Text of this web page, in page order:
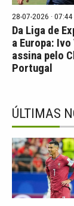
28-07-2026 · 07:44
Da Liga de
a Europa:
assina pelo
Portugal
ÚLTIMAS